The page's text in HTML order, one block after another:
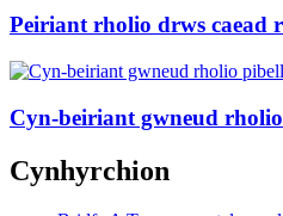
Peiriant rholio drws caead
Cyn-beiriant gwneud
Cynhyrchion